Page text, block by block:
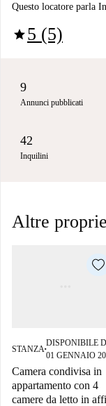
Questo locatore parla
star5 (5)
9
Annunci pubblicati
42
Inquilini
Altre
STANZA■
DISPONIBILE
01 GENNAIO
Camera condivisa in
appartamento con 4
camere da letto in